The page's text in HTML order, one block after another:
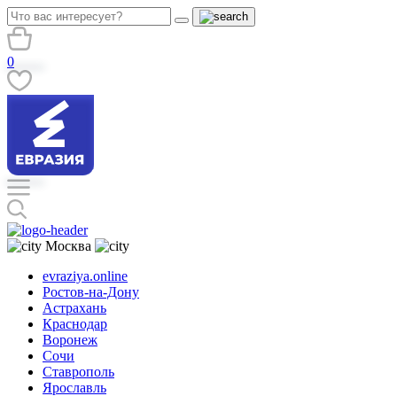
0
Москва
evraziya.online
Ростов-на-Дону
Астрахань
Краснодар
Воронеж
Сочи
Ставрополь
Ярославль